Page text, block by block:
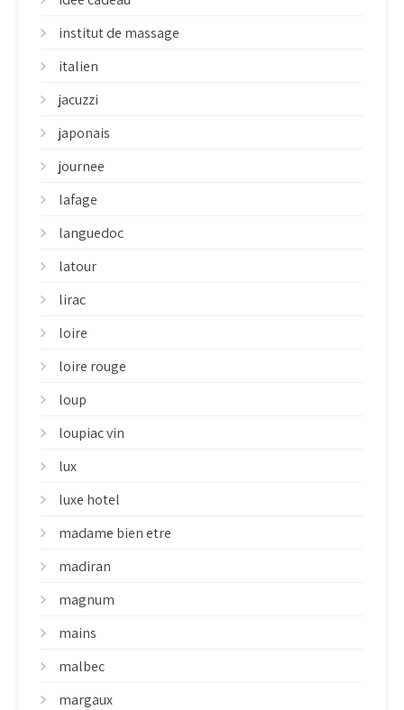
institut de massage
italien
jacuzzi
japonais
journee
lafage
languedoc
latour
lirac
loire
loire rouge
loup
loupiac vin
lux
luxe hotel
madame bien etre
madiran
magnum
mains
malbec
margaux